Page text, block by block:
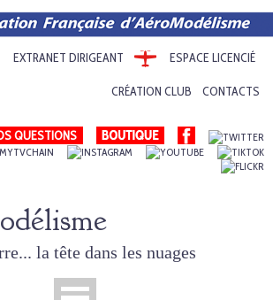
EXTRANET DIRIGEANT ESPACE LICENCIÉ
CRÉATION CLUB CONTACTS
QUESTIONS
la tête dans les nuages